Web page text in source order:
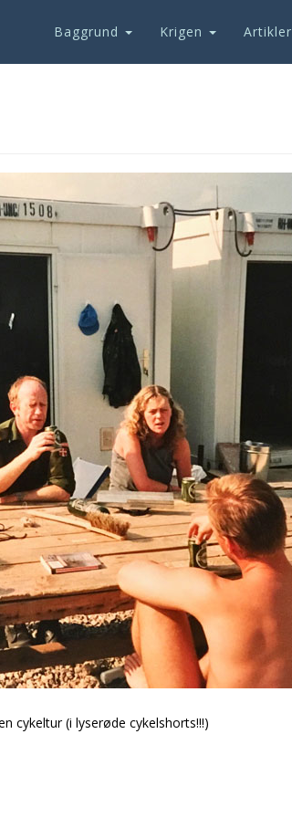
Baggrund Krigen Artikler
cykeltur (i lyserøde cykelshorts!!!)